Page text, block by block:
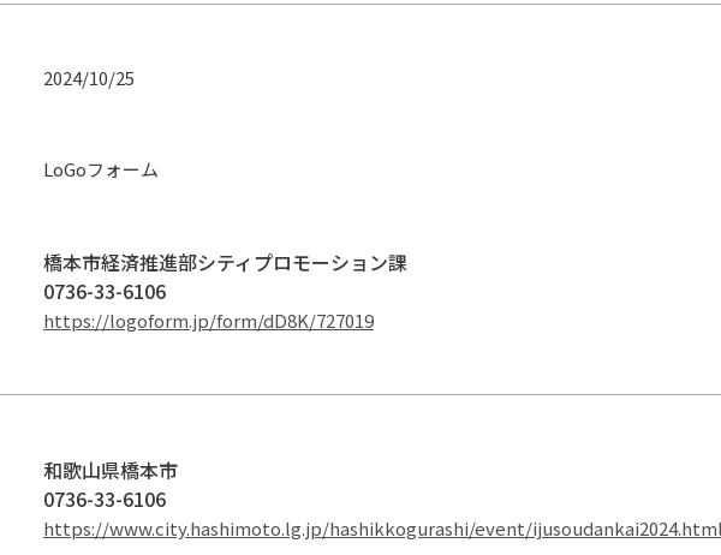
2024/10/25
LoGoフォーム
橋本市経済推進部シティプロモーション課
0736-33-6106
https://logoform.jp/form/dD8K/727019
和歌山県橋本市
0736-33-6106
https://www.city.hashimoto.lg.jp/hashikkogurashi/event/